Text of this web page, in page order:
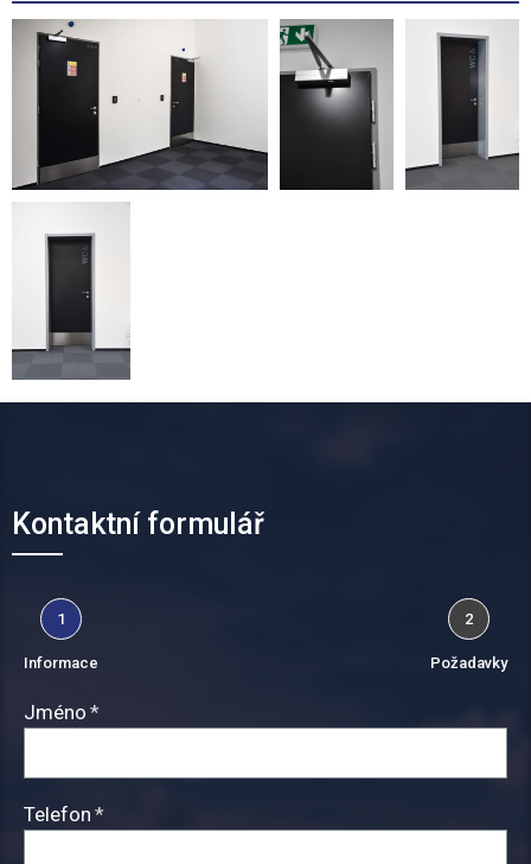
Kontaktní formulář
1
Informace
2
Požadavky
Jméno
Telefon